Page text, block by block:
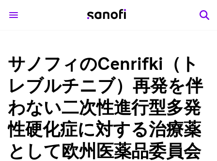
サノフィのCenrifki（ト
レブルチニブ）再発を伴
わない二次性進行型多発
性硬化症に対する治療薬
として欧州医薬品委員会